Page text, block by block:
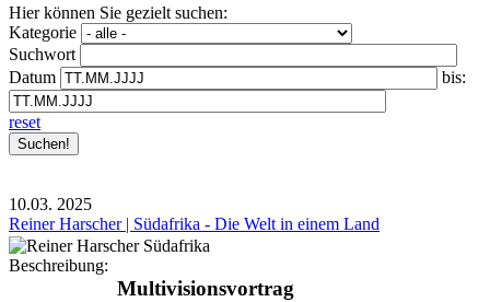
Hier können Sie gezielt suchen:
Kategorie
Suchwort
Datum
bis:
reset
10.03. 2025
Reiner Harscher | Südafrika - Die Welt in einem Land
Beschreibung:
Multivisionsvortrag